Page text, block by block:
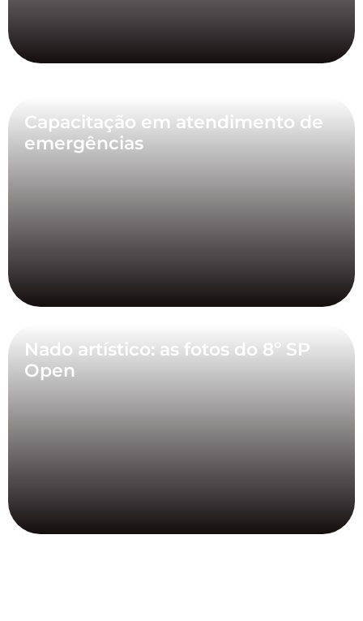
Capacitação em atendimento de
emergências
Nado artístico: as fotos do 8º SP
Open